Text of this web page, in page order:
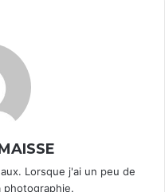
Lorsque j'ai un peu de
photographie.